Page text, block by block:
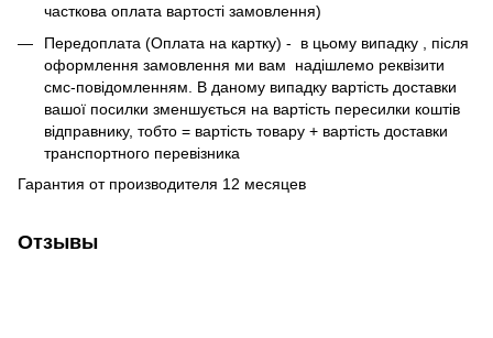
часткова оплата вартості замовлення)
Передоплата (Оплата на картку) - в цьому випадку , після
оформлення замовлення ми вам надішлемо реквізити
смс-повідомленням. В даному випадку вартість доставки
вашої посилки зменшується на вартість пересилки коштів
відправнику, тобто = вартість товару + вартість доставки
транспортного перевізника
Гарантия от производителя 12 месяцев
Отзывы